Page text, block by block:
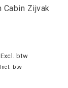
Cabin Zijvak
Excl. btw
Incl. btw